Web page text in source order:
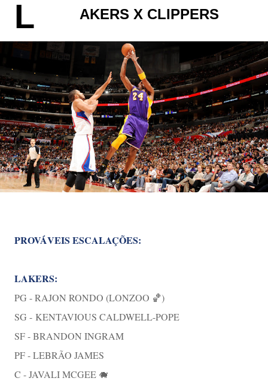
L AKERS X CLIPPERS
PROVÁVEIS ESCALAÇÕES:
LAKERS:
PG - RAJON RONDO (LONZOO 🏀)
SG - KENTAVIOUS CALDWELL-POPE
SF - BRANDON INGRAM
PF - LEBRÃO JAMES
C - JAVALI MCGEE 🐗